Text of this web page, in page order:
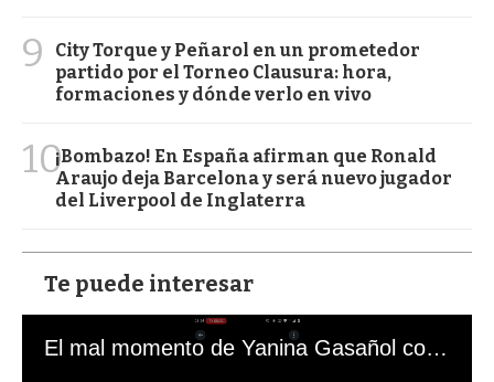
9
City Torque y Peñarol en un prometedor
partido por el Torneo Clausura: hora,
formaciones y dónde verlo en vivo
10¡Bombazo! En España afirman que Ronald
Araujo deja Barcelona y será nuevo jugador
del Liverpool de Inglaterra
Te puede interesar
El mal momento de Yanina Gasañol con un hincha argentino en "Subrayado"